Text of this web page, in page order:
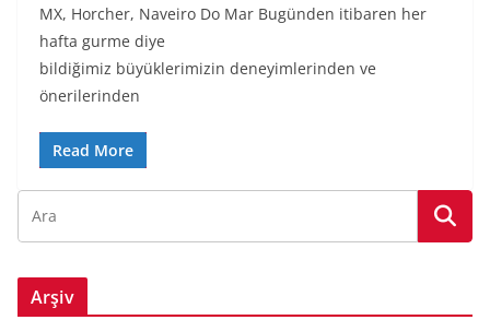
MX, Horcher, Naveiro Do Mar Bugünden itibaren her
hafta gurme diye
bildiğimiz büyüklerimizin deneyimlerinden ve
önerilerinden
Read More
Arşiv